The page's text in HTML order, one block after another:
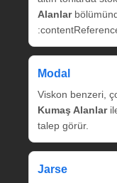
Alanlar
Modal
Viskon benzeri,
Kumaş Alanlar
talep görür.
Jarse